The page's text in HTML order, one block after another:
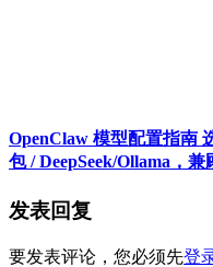
OpenClaw 模型配置指南
包 / DeepSeek/Ollama，
发表回复
要发表评论，您必须先登